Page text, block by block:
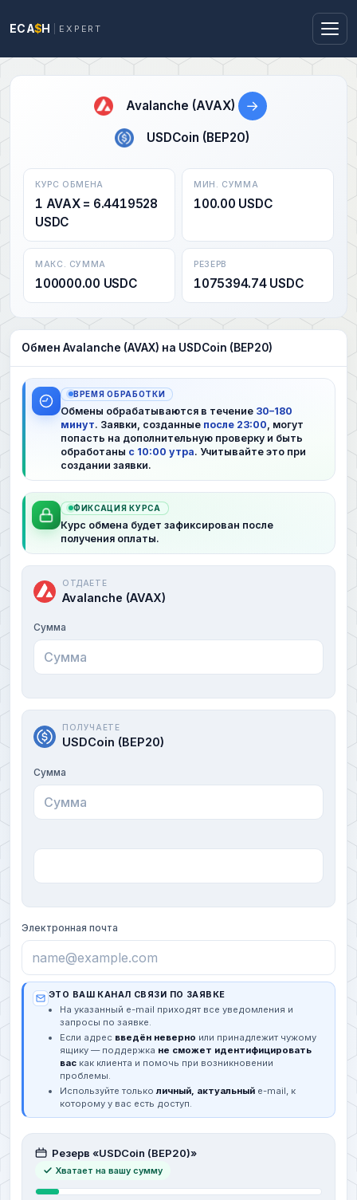
ECA$H EXPERT
Avalanche (AVAX) →
USDCoin (BEP20)
КУРС ОБМЕНА
1 AVAX = 6.4419528
USDC
МИН. СУММА
100.00 USDC
МАКС. СУММА
100000.00 USDC
РЕЗЕРВ
1075394.74 USDC
Обмен Avalanche (AVAX) на USDCoin (BEP20)
ВРЕМЯ ОБРАБОТКИ
Обмены обрабатываются в течение 30–180
минут. Заявки, созданные после 23:00 , могут
попасть на дополнительную проверку и быть
обработаны с 10:00 утра. Учитывайте это при
создании заявки.
ФИКСАЦИЯ КУРСА
Курс обмена будет зафиксирован после
получения оплаты.
ОТДАЕТЕ
Avalanche (AVAX)
Сумма
ПОЛУЧАЕТЕ
USDCoin (BEP20)
Сумма
Электронная почта
ЭТО ВАШ КАНАЛ СВЯЗИ ПО ЗАЯВКЕ
На указанный e-mail приходят все уведомления и
запросы по заявке.
Если адрес введён неверно или принадлежит чужому
ящику — поддержка не сможет идентифицировать
вас как клиента и помочь при возникновении
проблемы.
Используйте тольколичный, актуальный e-mail, к
которому у вас есть доступ.
Резерв «USDCoin (BEP20)»
Хватает на вашу сумму